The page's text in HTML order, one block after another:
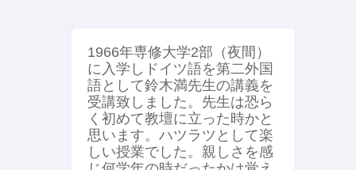
1966年専修大学2部（夜間）
に入学しドイツ語を第二外国
語として鈴木満先生の講義を
受講致しました。先生は恐ら
く初めて教壇に立った時かと
思います。ハツラツとして楽
しい授業でした。親しさを感